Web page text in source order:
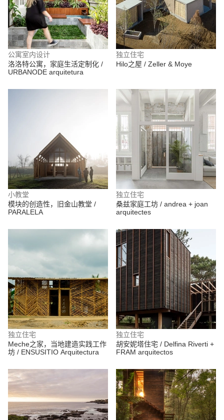
公寓室内设计
洛洛特公寓，家庭生活定制化 /
URBANODE arquitetura
独立住宅
Hilo之屋 / Zeller & Moye
小教堂
模块的创造性，旧金山教堂 /
PARALELA
独立住宅
桑兹家庭工坊 / andrea + joan
arquitectes
独立住宅
Meche之家，当地建造实践工作
坊 / ENSUSITIO Arquitectura
独立住宅
胡安妮塔住宅 / Delfina Riverti +
FRAM arquitectos